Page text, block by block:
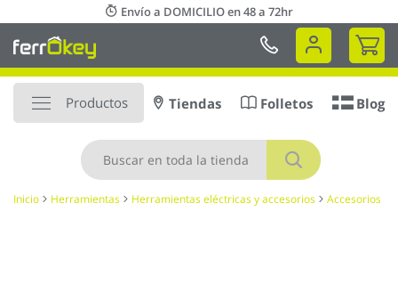
al
contenido
Envío a DOMICILIO en 48 a 72hr
Mi
Productos
Buscar
Tiendas Folletos Blog
Inicio Herramientas Herramientas eléctricas y accesorios Accesorios